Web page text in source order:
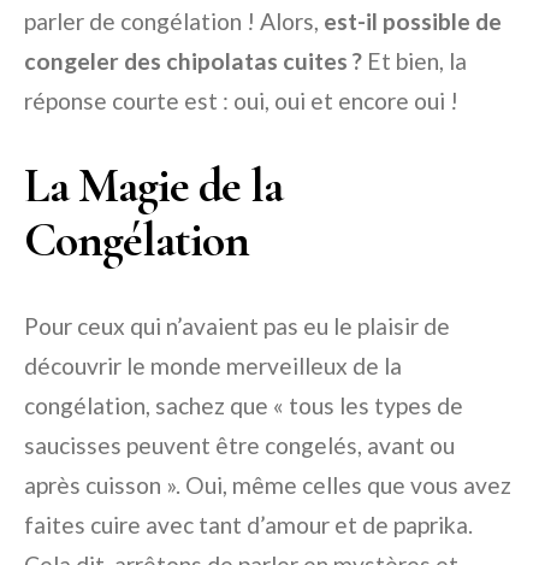
parler de congélation ! Alors, est-il possible de
congeler des chipolatas cuites ? Et bien, la
réponse courte est : oui, oui et encore oui !
La Magie de la
Congélation
Pour ceux qui n’avaient pas eu le plaisir de
découvrir le monde merveilleux de la
congélation, sachez que « tous les types de
saucisses peuvent être congelés, avant ou
après cuisson ». Oui, même celles que vous avez
faites cuire avec tant d’amour et de paprika.